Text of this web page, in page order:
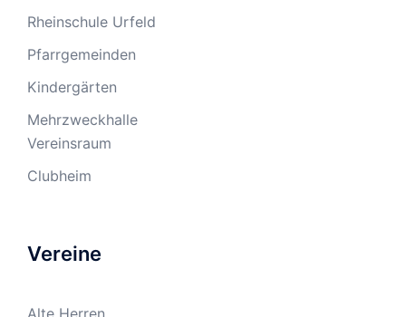
Rheinschule Urfeld
Pfarrgemeinden
Kindergärten
Mehrzweckhalle
Vereinsraum
Clubheim
Vereine